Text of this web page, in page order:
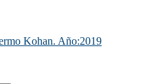
Kohan. Año:2019